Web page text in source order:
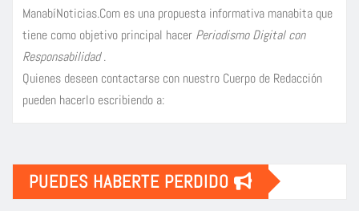
ManabíNoticias.Com es una propuesta informativa manabita que
tiene como objetivo principal hacer Periodismo Digital con
Responsabilidad.
Quienes deseen contactarse con nuestro Cuerpo de Redacción
pueden hacerlo escribiendo a:
PUEDES HABERTE PERDIDO